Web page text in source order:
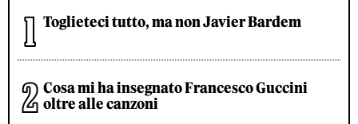
Toglieteci tutto, ma non Javier Bardem
Cosa mi ha insegnato Francesco Guccini
oltre alle canzoni